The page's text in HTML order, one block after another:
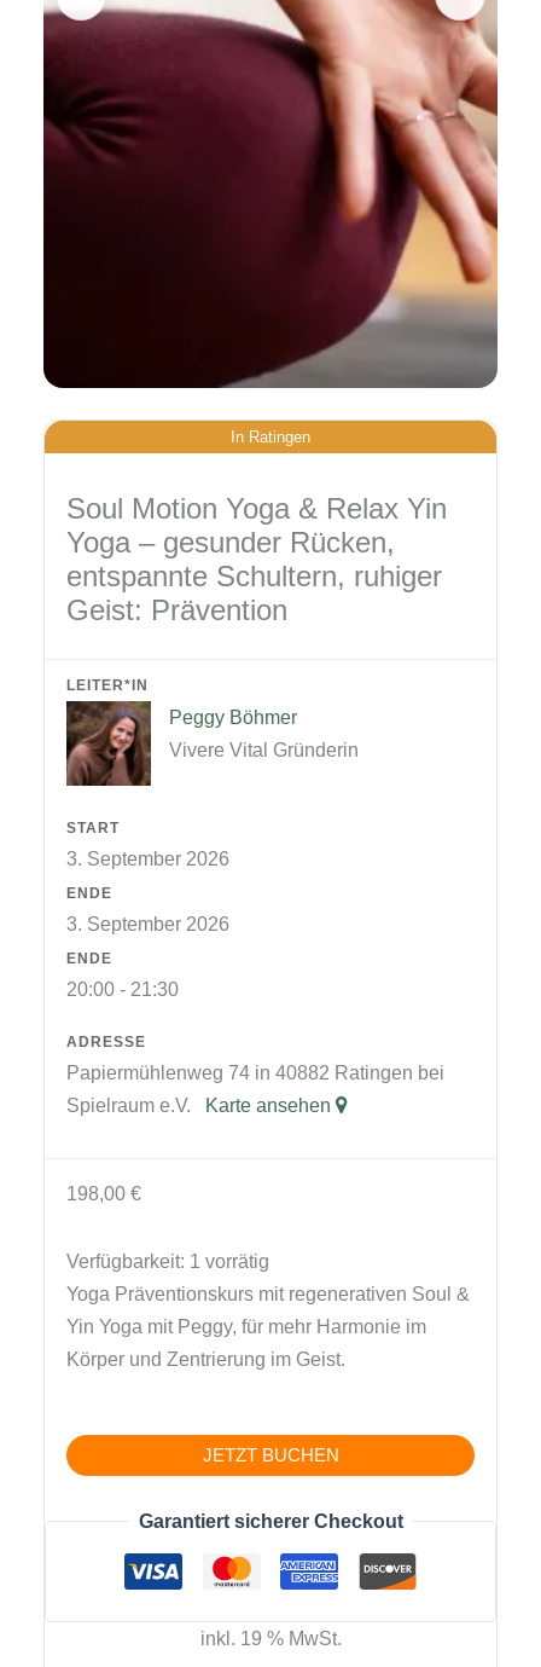
In Ratingen
LEITER*IN
Peggy Böhmer
Vivere Vital Gründerin
START
3. September 2026
ENDE
3. September 2026
ENDE
20:00 - 21:30
ADRESSE
Papiermühlenweg 74 in 40882 Ratingen bei
Spielraum e.V.
Karte ansehen
Soul Motion Yoga & Relax Yin
Yoga – gesunder Rücken,
entspannte Schultern, ruhiger
Geist: Prävention
198,00 €
inkl. 19 % MwSt.
Yoga Präventionskurs mit regenerativen Soul &
Yin Yoga mit Peggy, für mehr Harmonie im
Körper und Zentrierung im Geist.
Verfügbarkeit: 1 vorrätig
Soul
Motion
JETZT BUCHEN
Garantiert sicherer Checkout